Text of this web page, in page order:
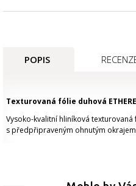
POPIS
Texturovaná fólie duhová
Vysoko-kvalitní hliníková
s předpřipraveným ohnutým